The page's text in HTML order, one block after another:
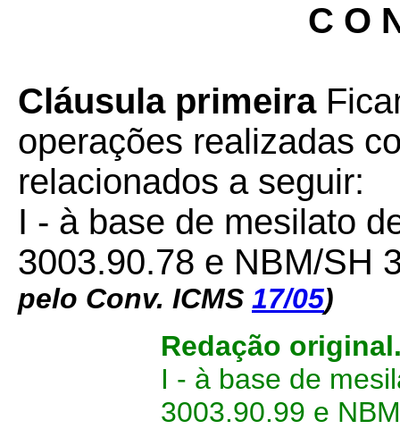
C O
Cláusula primeira
operações realizadas
relacionados a seguir:
I - à base de mesilato
3003.90.78 e NBM/SH
pelo Conv. ICMS 17/05)
Redação
I - à base de
3003.90.99 e